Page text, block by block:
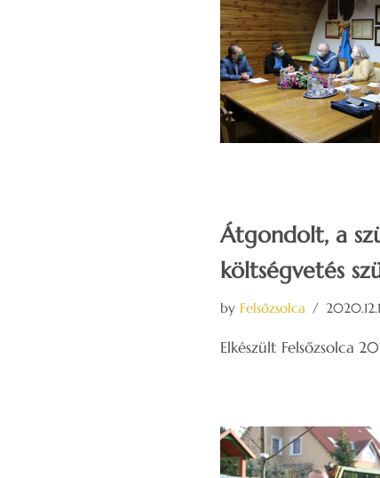
Átgondolt, a
költségvetés
by Felsőzsolca
Elkészült Felsőzsolca